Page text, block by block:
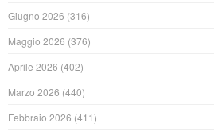
Giugno 2026 (316)
Maggio 2026 (376)
Aprile 2026 (402)
Marzo 2026 (440)
Febbraio 2026 (411)